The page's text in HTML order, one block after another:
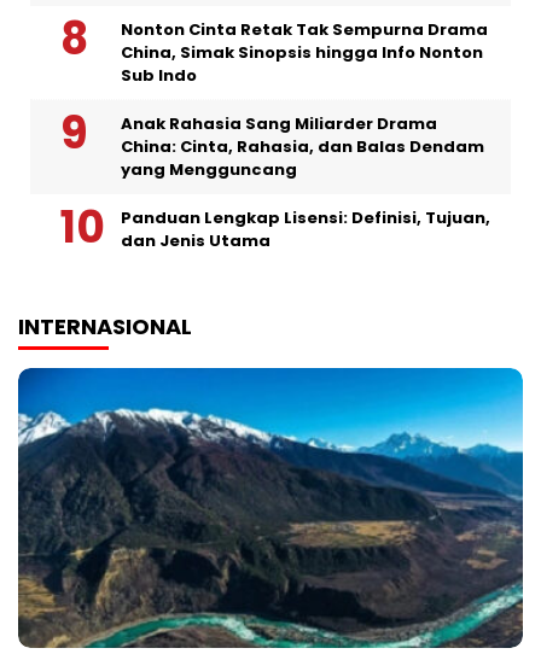
Nonton Cinta Retak Tak Sempurna Drama
China, Simak Sinopsis hingga Info Nonton
Sub Indo
Anak Rahasia Sang Miliarder Drama
China: Cinta, Rahasia, dan Balas Dendam
yang Mengguncang
Panduan Lengkap Lisensi: Definisi, Tujuan,
dan Jenis Utama
INTERNASIONAL